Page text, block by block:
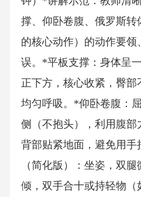
撑、仰卧卷腹、俄罗斯转
的核心动作）的动作要领
误。*平板支撑：身体呈
正下方，核心收紧，臀
均匀呼吸。*仰卧卷腹：
侧（不抱头），利用腹部
背部贴紧地面，避免用
（简化版）：坐姿，双
倾，双手合十或持轻物（